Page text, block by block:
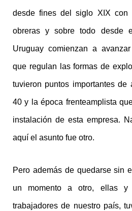
desde fines del siglo XIX con
obreras y sobre todo desde
Uruguay comienzan a
que regulan las formas de
tuvieron puntos importantes de
40 y la época frenteamplista
instalación de esta empresa.
aquí el asunto fue otro.
Pero además de quedarse sin
un momento a otro, ellas y
trabajadores de nuestro país,